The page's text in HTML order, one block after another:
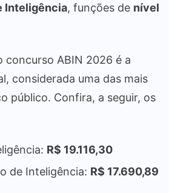
Inteligência, funções de nível
concurso ABIN 2026 é a
considerada uma das mais
público. Confira, a seguir, os
R$ 19.116,30
de Inteligência: R$ 17.690,89